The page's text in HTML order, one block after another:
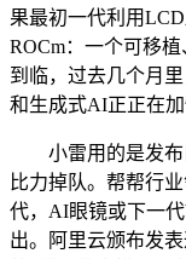
果最初一代利用
ROCm：一个可移
到临，过去几个月
和生成式AI正正在加
小雷用的是发布自
比力掉队。帮帮行
代，AI眼镜或下一
出。阿里云颁布发